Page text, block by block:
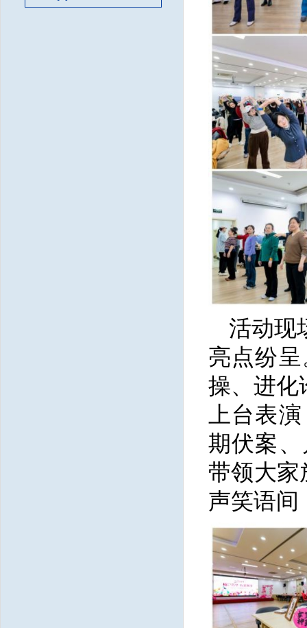
活动现
亮点纷
操、进化
上台表
期伏案
带领大家
声笑语间